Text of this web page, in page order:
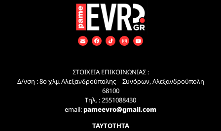
ΣΤΟΙΧΕΙΑ ΕΠΙΚΟΙΝΩΝΙΑΣ :
Δ/νση : 8ο χλμ Αλεξανδρούπολης – Συνόρων, Αλεξανδρούπολη
68100
Τηλ. : 2551088430
email:pameevro@gmail.com
ΤΑΥΤΟΤΗΤΑ